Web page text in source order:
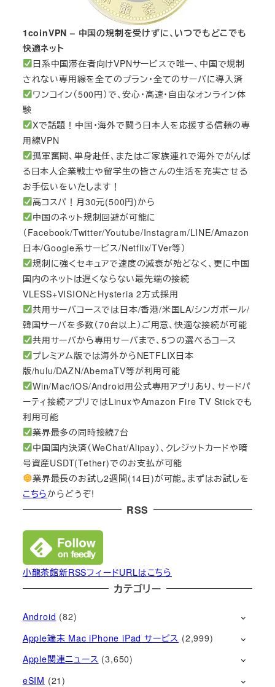
1coinVPN – 中国の規制を受けずに、いつでもどこでも
快適ネット
日系中国滞在者向けVPNサービスで唯一、中国で規制
されない専用線を全てのプラン・全てのサーバに導入済
ワンコイン（500円）で、安心・高速・自由なオンライン体
験
Xで話題！中国・海外で闘う日本人を応援する信頼の専
用線VPN
孤軍奮闘、単身赴任、またはご家族連れで海外でがんば
る日本人企業戦士や留学生の皆さんの生活を充実させる
お手伝いをいたします！
高コスパ！月30元(500円)から
中国のネット規制回避が可能に
（Facebook/Twitter/Youtube/Instagram/LINE/Amazon
日本/Google系サービス/Netflix/TVer等）
規制に強くセキュアで速度の減衰が殆どなく、更に中国
国内のネットは遅くならない最先端の接続
VLESS+VISIONとHysteria 2方式採用
共用サーバコースでは日本/香港/米国LA/シンガポール/
韓国サーバを多数（70台以上）ご用意、快適な接続が可能
共用サーバから専用サーバまで、5つの選べるコース
プレミアム版では海外からNETFLIX日本
版/hulu/DAZN/AbemaTV等が利用可能
Win/Mac/iOS/Android用公式専用アプリあり、サードパ
ーティ接続アプリではLinuxやAmazon Fire TV Stickでも
利用可能
業界最多の同時接続7台
中国国内決済（WeChat/Alipay）、クレジットカードや暗
号資産USDT(Tether)でのお支払が可能
業界最長のお試し2週間(14日)が可能。まずはお試しを
こちらからどうぞ!
RSS
小龍茶館新RSSフィードURLはこちら
カテゴリー
Android (82)
Apple端末 Mac iPhone iPad サービス (2,999)
Apple関連ニュース (3,650)
eSIM (21)